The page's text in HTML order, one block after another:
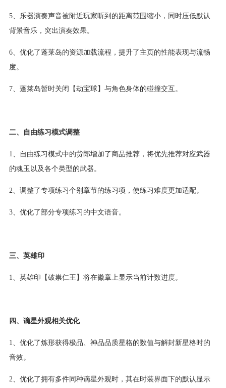
5、乐器演奏声音被附近玩家听到的距离范围缩小，同时压低默认
背景音乐，突出演奏效果。
6、优化了蓬莱岛的资源加载流程，提升了主页的性能表现与流畅
度。
7、蓬莱岛暂时关闭【劫宝球】与角色身体的碰撞交互。
二、自由练习模式调整
1、自由练习模式中的货郎增加了商品推荐，将优先推荐对应武器
的魂玉以及各个类型的武器。
2、调整了专项练习个别章节的练习项，使练习难度更加适配。
3、优化了部分专项练习的中文语音。
三、英雄印
1、英雄印【破祟仁王】将在徽章上显示当前计数进度。
四、谪星外观相关优化
1、优化了炼形获得极品、神品品质星格的数值与解封新星格时的
音效。
2、优化了拥有多件同种谪星外观时，其在时装界面下的默认显示